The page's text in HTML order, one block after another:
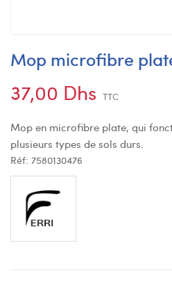
Mop microfibre
37,00 Dhs TTC
Mop en microfibre plate, qui
plusieurs types de sols durs.
Réf: 7580130476